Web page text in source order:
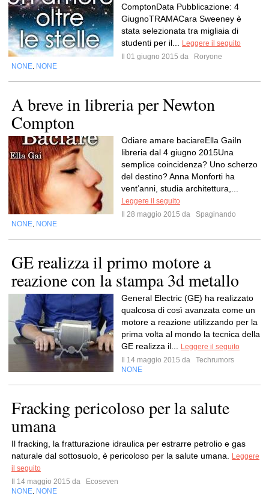
ComptonData Pubblicazione: 4
GiugnoTRAMACara Sweeney è
stata selezionata tra migliaia di
studenti per il...
Leggere il seguito
Il 01 giugno 2015 da
Roryone
NONE NONE
A breve in libreria per Newton
Compton
Odiare amare baciareElla GaiIn
libreria dal 4 giugno 2015Una
semplice coincidenza? Uno scherzo
del destino? Anna Monforti ha
vent’anni, studia architettura,...
Leggere il seguito
Il 28 maggio 2015 da
Spaginando
NONE NONE
GE realizza il primo motore a
reazione con la stampa 3d metallo
General Electric (GE) ha realizzato
qualcosa di così avanzata come un
motore a reazione utilizzando per la
prima volta al mondo la tecnica della
GE realizza il...
Leggere il seguito
Il 14 maggio 2015 da
Techrumors
NONE
Fracking pericoloso per la salute
umana
Il fracking, la fratturazione idraulica per estrarre petrolio e gas
naturale dal sottosuolo, è pericoloso per la salute umana.
Leggere
il seguito
Il 14 maggio 2015 da
Ecoseven
NONE NONE